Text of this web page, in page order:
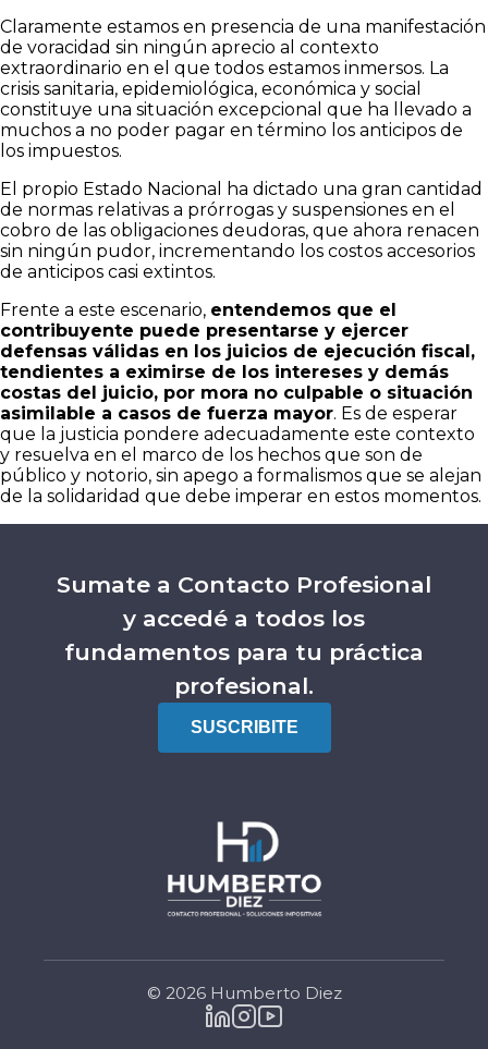
Claramente estamos en presencia de una manifestación
de voracidad sin ningún aprecio al contexto
extraordinario en el que todos estamos inmersos. La
crisis sanitaria, epidemiológica, económica y social
constituye una situación excepcional que ha llevado a
muchos a no poder pagar en término los anticipos de
los impuestos.
El propio Estado Nacional ha dictado una gran cantidad
de normas relativas a prórrogas y suspensiones en el
cobro de las obligaciones deudoras, que ahora renacen
sin ningún pudor, incrementando los costos accesorios
de anticipos casi extintos.
Frente a este escenario, entendemos que el
contribuyente puede presentarse y ejercer
defensas válidas en los juicios de ejecución fiscal,
tendientes a eximirse de los intereses y demás
costas del juicio, por mora no culpable o situación
asimilable a casos de fuerza mayor. Es de esperar
que la justicia pondere adecuadamente este contexto
y resuelva en el marco de los hechos que son de
público y notorio, sin apego a formalismos que se alejan
de la solidaridad que debe imperar en estos momentos.
Sumate a Contacto Profesional
y accedé a todos los
fundamentos para tu práctica
profesional.
SUSCRIBITE
© 2026 Humberto Diez